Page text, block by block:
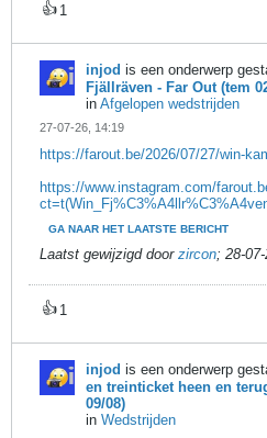
👍 1
injod is een onderwerp
Fjällräven - Far Out (tem
in Afgelopen wedstrijden
27-07-26, 14:19
https://farout.be/2026/07/27/win-
https://www.instagram.com/
GA NAAR HET LAATSTE BERICHT
Laatst gewijzigd door zircon; 28-
👍 1
injod is een onderwerp
en treinticket heen en
09/08)
in Wedstrijden